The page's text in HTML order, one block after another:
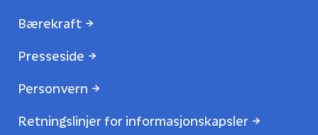
Bærekraft
Presseside
Personvern
Retningslinjer for informasjonskapsler